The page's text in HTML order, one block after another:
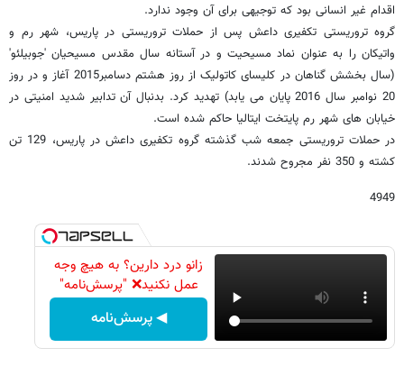
اقدام غیر انسانی بود که توجیهی برای آن وجود ندارد.
گروه تروریستی تکفیری داعش پس از حملات تروریستی در پاریس، شهر رم و
واتیکان را به عنوان نماد مسیحیت و در آستانه سال مقدس مسیحیان 'جوبیلئو'
(سال بخشش گناهان در کلیسای کاتولیک از روز هشتم دسامبر2015 آغاز و در روز
20 نوامبر سال 2016 پایان می یابد) تهدید کرد. بدنبال آن تدابیر شدید امنیتی در
خیابان های شهر رم پایتخت ایتالیا حاکم شده است.
در حملات تروریستی جمعه شب گذشته گروه تکفیری داعش در پاریس، 129 تن
کشته و 350 نفر مجروح شدند.
4949
زانو درد دارین؟ به هیچ وجه
عمل نکنید❌ "پرسش‌نامه"
◀ پرسش‌نامه